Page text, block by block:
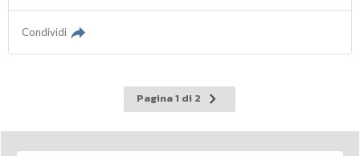
Condividi
Pagina 1 di 2
Pagina
successiva